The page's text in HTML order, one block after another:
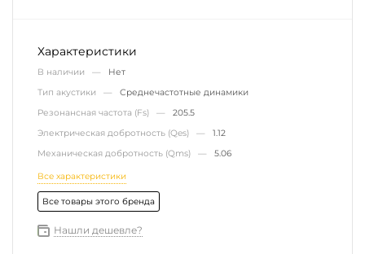
Характеристики
В наличии — Нет
Тип акустики — Среднечастотные динамики
Резонансная частота (Fs) — 205.5
Электрическая добротность (Qes) — 1.12
Механическая добротность (Qms) — 5.06
Все характеристики
Все товары этого бренда
Нашли дешевле?